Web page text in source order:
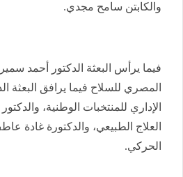
والكابتن سامح مجدي.
فيما يرأس البعثة الدكتور أحمد
المصري للسلاح فيما يرافق البعثة
الإداري للمنتخبات الوطنية،
العلاج الطبيعي، والدكتورة غادة
الحركي.